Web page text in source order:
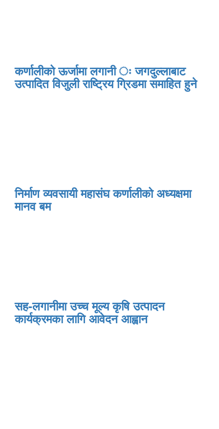
कर्णालीको ऊर्जामा लगानी ः जगदुल्लाबाट
उत्पादित विजुली राष्ट्रिय ग्रिडमा समाहित हुने
निर्माण व्यवसायी महासंघ कर्णालीको अध्यक्षमा
मानव बम
सह-लगानीमा उच्च मूल्य कृषि उत्पादन
कार्यक्रमका लागि आवेदन आह्वान